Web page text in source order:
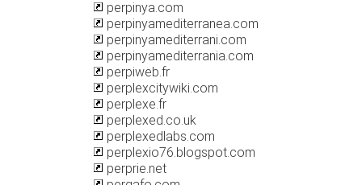
perpinya.com
perpinyamediterranea.com
perpinyamediterrani.com
perpinyamediterrania.com
perpiweb.fr
perplexcitywiki.com
perplexe.fr
perplexed.co.uk
perplexedlabs.com
perplexio76.blogspot.com
perprie.net